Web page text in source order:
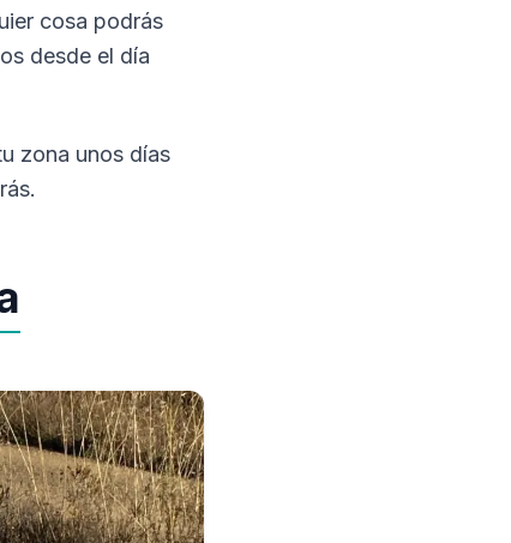
cosa podrás
desde el día
zona unos días